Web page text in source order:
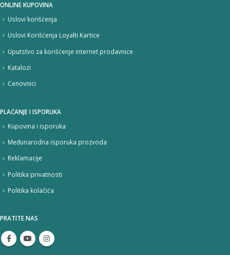
ONLINE KUPOVINA
Uslovi korišćenja
Uslovi Korišćenja Loyalti Kartice
Uputstvo za korišćenje internet prodavnice
Katalozi
Cenovnici
PLAĆANJE I ISPORUKA
Kupovina i isporuka
Međunarodna isporuka prozvoda
Reklamacije
Politika privatnosti
Politika kolačića
PRATITE NAS